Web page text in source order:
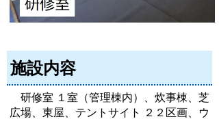
施設内容
研修室 １室（管理棟内）、炊事棟、芝
広場、東屋、テントサイト ２２区画、ウ